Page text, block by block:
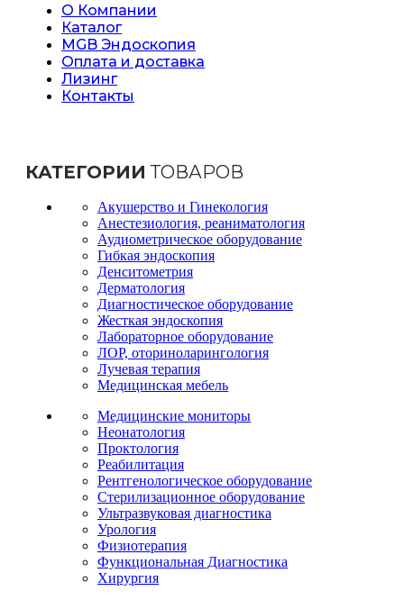
О Компании
Каталог
MGB Эндоскопия
Оплата и доставка
Лизинг
Контакты
КАТЕГОРИИ ТОВАРОВ
Акушерство и Гинекология
Анестезиология, реаниматология
Аудиометрическое оборудование
Гибкая эндоскопия
Денситометрия
Дерматология
Диагностическое оборудование
Жесткая эндоскопия
Лабораторное оборудование
ЛОР, оториноларингология
Лучевая терапия
Медицинская мебель
Медицинские мониторы
Неонатология
Проктология
Реабилитация
Рентгенологическое оборудование
Стерилизационное оборудование
Ультразвуковая диагностика
Урология
Физиотерапия
Функциональная Диагностика
Хирургия